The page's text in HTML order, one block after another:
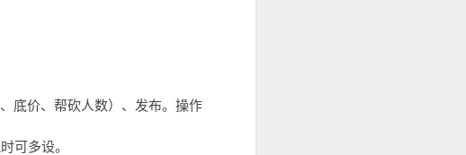
底价、帮砍人数）、发布。操作
可多设。